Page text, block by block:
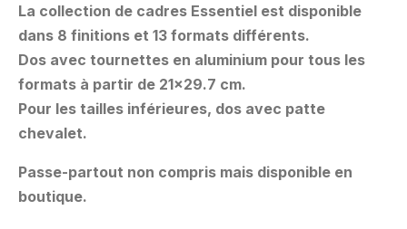
La collection de cadres Essentiel est disponible
dans 8 finitions et 13 formats différents.
Dos avec tournettes en aluminium pour tous les
formats à partir de 21×29.7 cm.
Pour les tailles inférieures, dos avec patte
chevalet.
Passe-partout non compris mais disponible en
boutique.